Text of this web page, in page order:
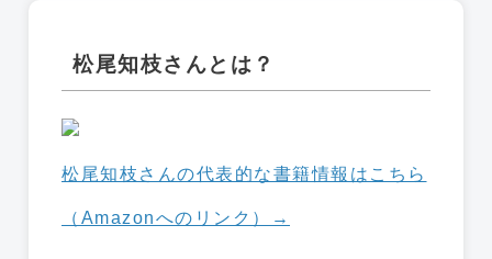
松尾知枝さんとは？
松尾知枝さんの代表的な書籍情報はこちら
（Amazonへのリンク）→